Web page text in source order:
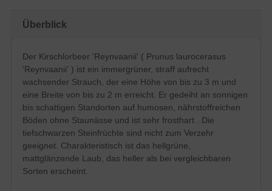
Wuchsform
Blatt
mattglänzend, Unterseite gelbgrün
Tiefschwarze erbsengroße Steinfrüchte,
nicht zum Verzehr geeignet
Blüte
Weiß, in Trauben angeordnet, im Mai
Blütezeit
Mai
Boden
Anspruchslos, bevorzugt jedoch mäßig
trockene bis feuchte, humose und
nährstoffreiche Böden, Staunässe
vermeiden
Standort
gut schnittverträglich
optimal für Hecken bis 300 cm
verträgt keine Staunässe
regelmäßiger Beschnitt nötig
Überblick
Der Kirschlorbeer 'Reynvaanii' ( Prunus laurocerasus
'Reynvaanii' ) ist ein immergrüner, straff aufrecht
wachsender Strauch, der eine Höhe von bis zu 3 m und
eine Breite von bis zu 2 m erreicht. Er gedeiht an sonnigen
bis schattigen Standorten auf humosen, nährstoffreichen
Böden ohne Staunässe und ist sehr frosthart . Die
tiefschwarzen Steinfrüchte sind nicht zum Verzehr
geeignet. Charakteristisch ist das hellgrüne,
mattglänzende Laub, das heller als bei vergleichbaren
Sorten erscheint.